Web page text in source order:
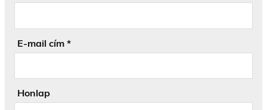
E-mail cím *
Honlap